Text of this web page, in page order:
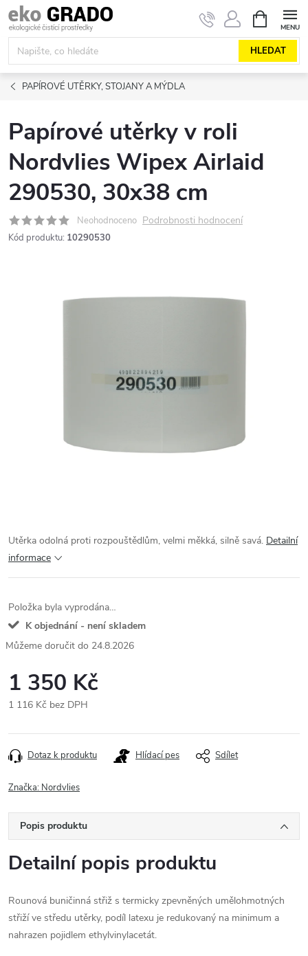
Přejít
na
obsah
HLEDAT
NÁKUPNÍ
KOŠÍK
PAPÍROVÉ UTĚRKY, STOJANY A MÝDLA
Papírové utěrky v roli
Nordvlies Wipex Airlaid
290530, 30x38 cm
Neohodnoceno Podrobnosti hodnocení
Kód produktu: 10290530
Utěrka odolná proti rozpouštědlům, velmi měkká, silně savá. Detailní
informace
Položka byla vyprodána…
K objednání - není skladem
24.8.2026
1 350 Kč
1 116 Kč bez DPH
cena:
Dotaz k produktu Hlídací pes Sdílet
Značka: Nordvlies
Popis produktu
Detailní popis produktu
Rounová buničinná střiž s termicky zpevněných umělohmotných
střiží ve středu utěrky, podíl latexu je redukovaný na minimum a
nahrazen pojidlem ethylvinylacetát.